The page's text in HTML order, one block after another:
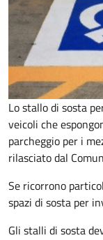
Lo stallo di sosta
veicoli che
parcheggio per i
rilasciato dal
Se ricorrono
spazi di sosta per
Gli stalli di sosta